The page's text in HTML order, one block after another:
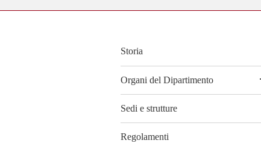
Storia
Organi del Dipartimento
Sedi e strutture
Regolamenti